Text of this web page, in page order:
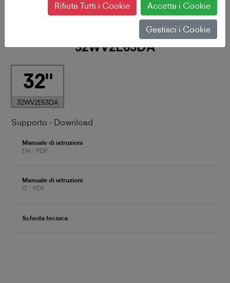
32WV2E63DA
32
32WV2E63DA
Supporto - Download
Manuale di istruzioni
EN / PDF
Manuale di istruzioni
IT / PDF
Scheda tecnica
Rifiuta Tutti i Cookie Accetta i Cookie
Gestisci i Cookie